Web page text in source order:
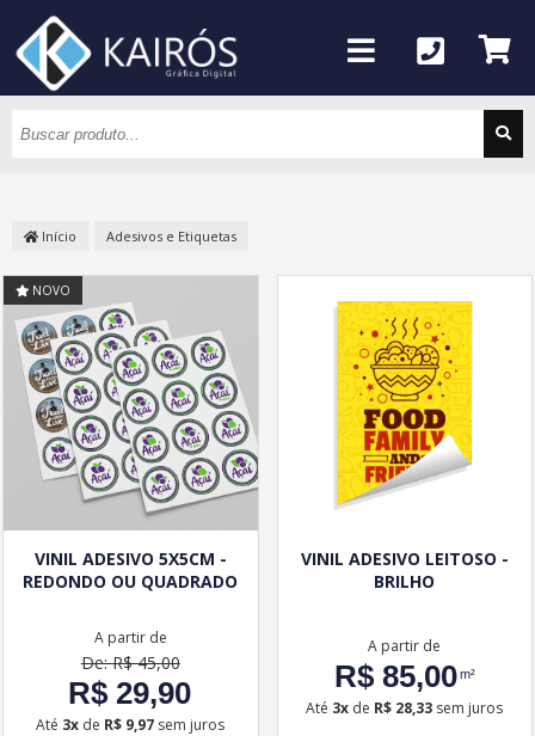
Início Adesivos e Etiquetas
NOVO
VINIL ADESIVO 5X5CM -
REDONDO OU QUADRADO
A partir de
De: R$ 45,00
R$ 29,90
Até 3x de R$ 9,97 sem juros
VINIL ADESIVO LEITOSO -
BRILHO
A partir de
R$ 85,00m²
Até 3x de R$ 28,33 sem juros